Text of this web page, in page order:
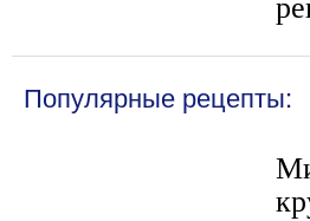
Популярные рецепты: